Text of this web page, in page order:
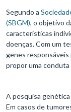
Segundo a
(SBGM), o objetivo
características
doenças. Com um
genes
propor uma
A pesquisa
Em casos de